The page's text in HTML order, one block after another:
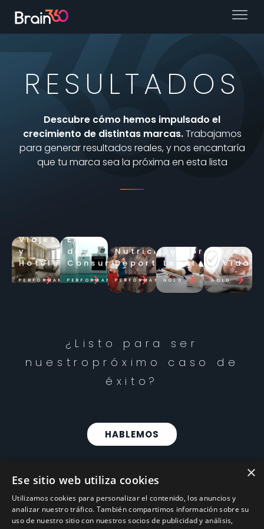
RESULTADOS
Descubre cómo hemos impulsado el
crecimiento de distintasmarcas.Trabajamos
para generar resultados reales, y nos encantaría
que tu marca sea la próxima en esta lista
Viajes
y
Hoteles
PERFORMANCE
Electrónica
de
Consumo
PERFORMANCE
Nutrición
Deportiva
PERFORMANCE
Sector
Legal
LEADS
GOLD
Decesos
y Vida
LEADS
GOLD
¿Listo para ser
nuestro próximo caso de
éxito?
HABLEMOS
Brain 360 en el
Programa para el
fomento de la
estable a personas
INICIO
SERVICIOS
RESULTADOS
EQUIPO
SÍGUENOS
EN:
COPYRIGHT
© 2025
DE
COOKIES
×
Ese sitio web utiliza cookies
Utilizamos cookies para personalizar el contenido, los anuncios y
analizar nuestro tráfico. También compartimos información sobre su
uso de nuestro sitio con nuestros socios de publicidad y análisis,